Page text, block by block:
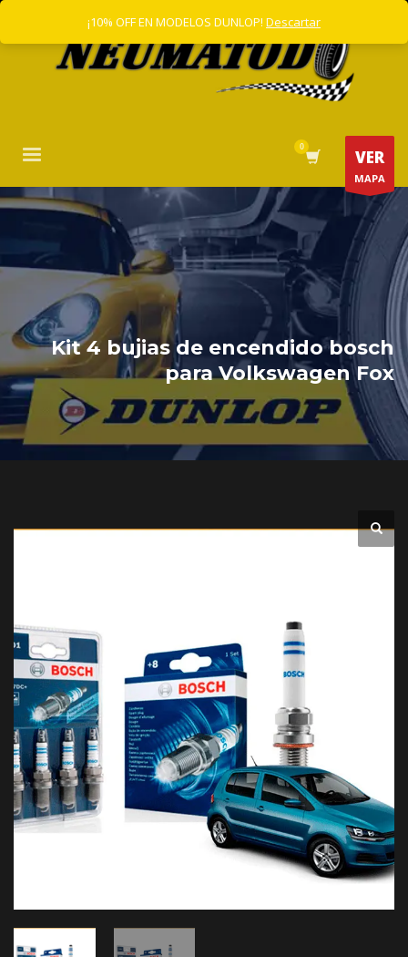
VER
MAPA
Kit 4 bujias de encendido bosch
para Volkswagen Fox
¡10% OFF EN MODELOS DUNLOP! Descartar